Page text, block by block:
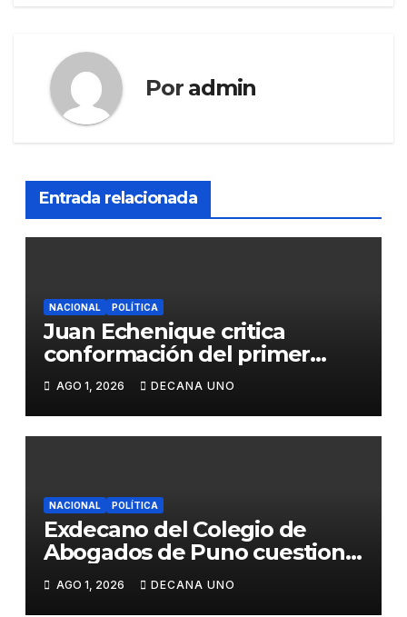
Por admin
Entrada relacionada
NACIONAL POLÍTICA
Juan Echenique critica
conformación del primer
gabinete ministerial de Keiko
Fujimori
AGO 1, 2026 DECANA UNO
NACIONAL POLÍTICA
Exdecano del Colegio de
Abogados de Puno cuestiona
propuestas sobre seguridad
ciudadana
AGO 1, 2026 DECANA UNO